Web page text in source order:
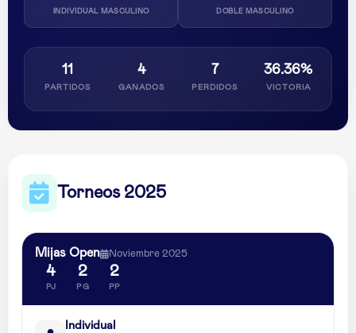
INDIVIDUAL MASCULINO DOBLE MASCULINO
11
PARTIDOS
4
GANADOS
7
PERDIDOS
36.36%
VICTORIA
Torneos 2025
Mijas Open Noviembre 2025
4
PJ
2
PG
2
PP
Individual